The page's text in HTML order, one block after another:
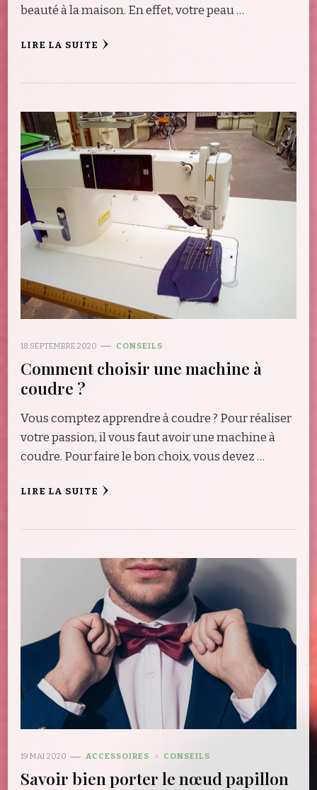
beauté à la maison. En effet, votre peau …
LIRE LA SUITE
18 SEPTEMBRE 2020 CONSEILS
Comment choisir une machine à
coudre ?
Vous comptez apprendre à coudre ? Pour réaliser
votre passion, il vous faut avoir une machine à
coudre. Pour faire le bon choix, vous devez …
LIRE LA SUITE
19 MAI 2020 ACCESSOIRES CONSEILS
Savoir bien porter le nœud papillon